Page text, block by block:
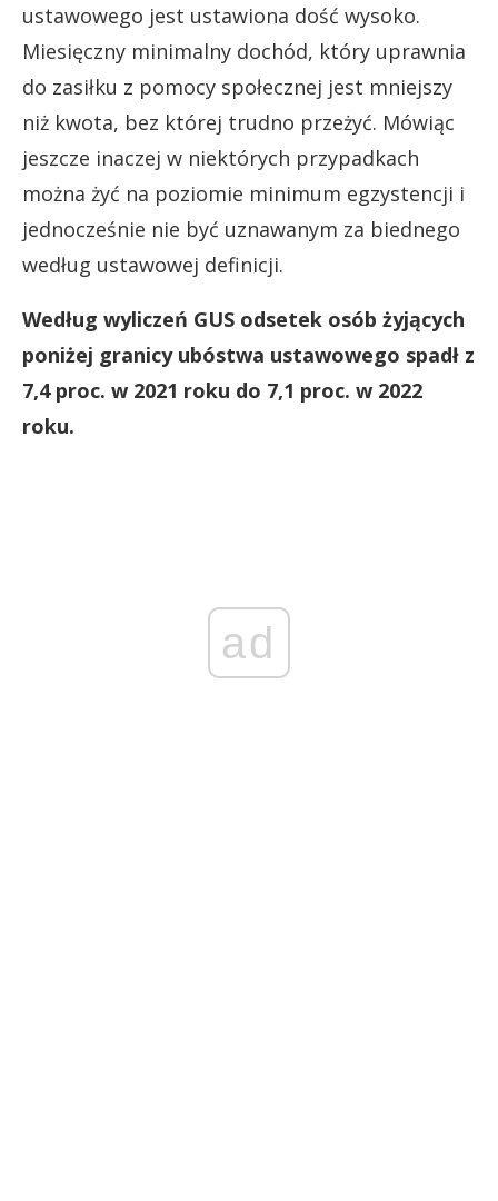
ustawowego jest ustawiona dość wysoko.
Miesięczny minimalny dochód, który uprawnia
do zasiłku z pomocy społecznej jest mniejszy
niż kwota, bez której trudno przeżyć. Mówiąc
jeszcze inaczej w niektórych przypadkach
można żyć na poziomie minimum egzystencji i
jednocześnie nie być uznawanym za biednego
według ustawowej definicji.
Według wyliczeń GUS odsetek osób żyjących
poniżej granicy ubóstwa ustawowego spadł z
7,4 proc. w 2021 roku do 7,1 proc. w 2022
roku.
ad